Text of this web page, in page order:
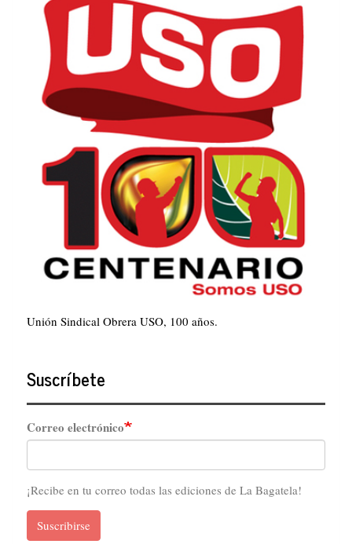
Unión Sindical Obrera USO, 100 años.
Suscríbete
Correo electrónico
¡Recibe en tu correo todas las ediciones de La Bagatela!
Suscribirse